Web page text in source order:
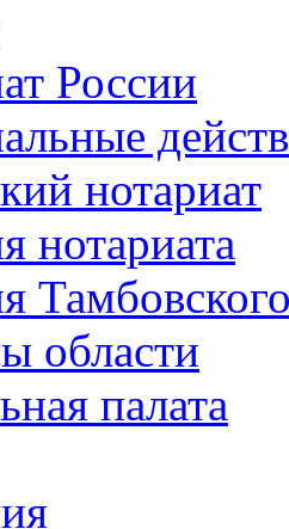
России
нотариат
нотариата
области
палата